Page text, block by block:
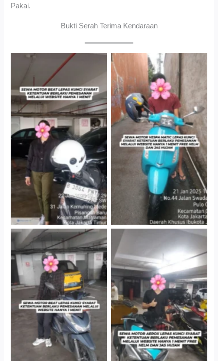
Pakai.
Bukti Serah Terima Kendaraan
Cityplaza Jatinegara
Gedung Parkir P6A
Antar Jemput Kendaraan
Cityplaza Jatinegara
Gedung Parkir P6A
Cityplaza Jatinegara
Gedung Parkir P6A